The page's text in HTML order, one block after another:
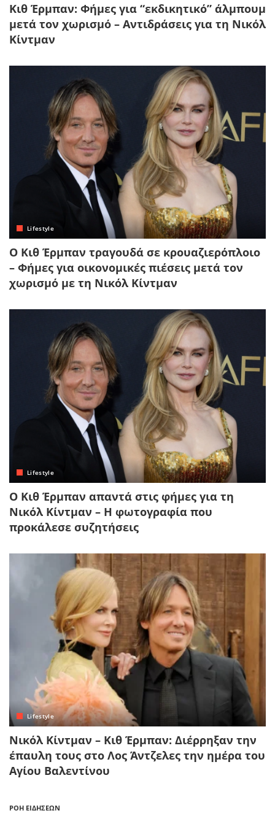
Κιθ Έρμπαν: Φήμες για “εκδικητικό” άλμπουμ
μετά τον χωρισμό – Αντιδράσεις για τη Νικόλ
Κίντμαν
Lifestyle
Ο Κιθ Έρμπαν τραγουδά σε κρουαζιερόπλοιο
– Φήμες για οικονομικές πιέσεις μετά τον
χωρισμό με τη Νικόλ Κίντμαν
Lifestyle
Ο Κιθ Έρμπαν απαντά στις φήμες για τη
Νικόλ Κίντμαν – Η φωτογραφία που
προκάλεσε συζητήσεις
Lifestyle
Νικόλ Κίντμαν – Κιθ Έρμπαν: Διέρρηξαν την
έπαυλη τους στο Λος Άντζελες την ημέρα του
Αγίου Βαλεντίνου
ΡΟΗ ΕΙΔΗΣΕΩΝ